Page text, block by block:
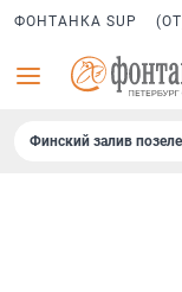
ФОНТАНКА SUP
Финский залив